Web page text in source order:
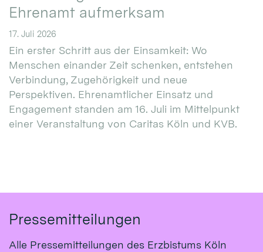
Ehrenamt aufmerksam
17. Juli 2026
Ein erster Schritt aus der Einsamkeit: Wo
Menschen einander Zeit schenken, entstehen
Verbindung, Zugehörigkeit und neue
Perspektiven. Ehrenamtlicher Einsatz und
Engagement standen am 16. Juli im Mittelpunkt
einer Veranstaltung von Caritas Köln und KVB.
Pressemitteilungen
Alle Pressemitteilungen des Erzbistums Köln